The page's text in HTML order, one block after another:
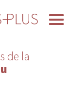
de la